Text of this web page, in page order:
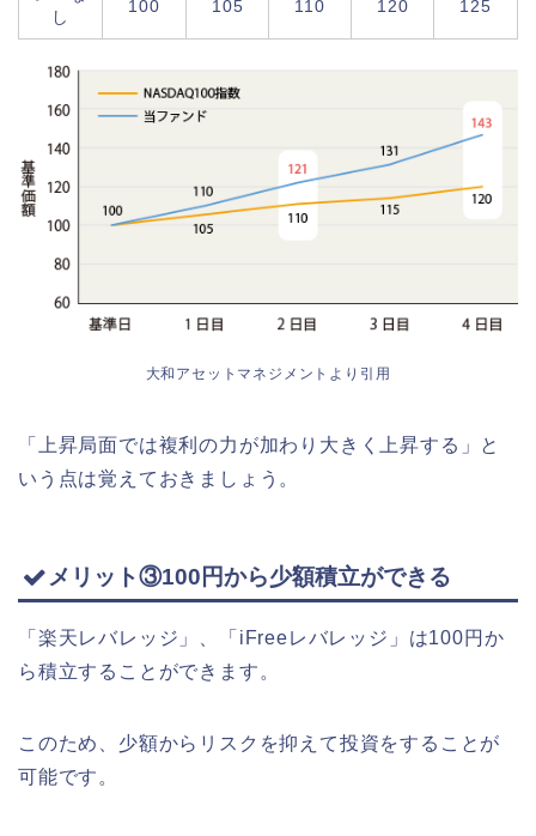
し
100 105 110 120 125
大和アセットマネジメントより引用
「上昇局面では複利の力が加わり大きく上昇する」と
いう点は覚えておきましょう。
メリット③100円から少額積立ができる
「楽天レバレッジ」、「iFreeレバレッジ」は100円か
ら積立することができます。
このため、少額からリスクを抑えて投資をすることが
可能です。